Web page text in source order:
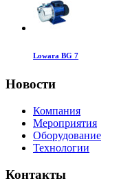
Lowara BG 7
Новости
Компания
Мероприятия
Оборудование
Технологии
Контакты